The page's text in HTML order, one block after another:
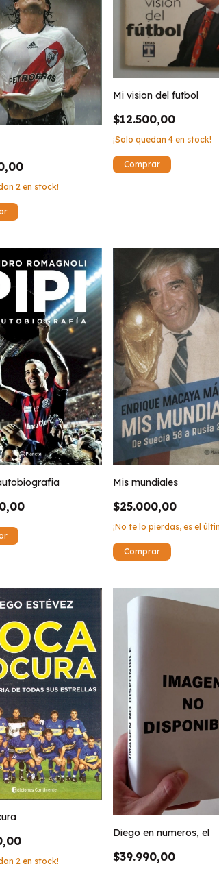
2 en stock!
Mi vision del futbol
$12.500,00
¡Solo quedan 4en stock!
Mis mundiales
$25.000,00
¡No te lo pierdas, es el
2 en stock!
Diego en numeros, el
$39.990,00